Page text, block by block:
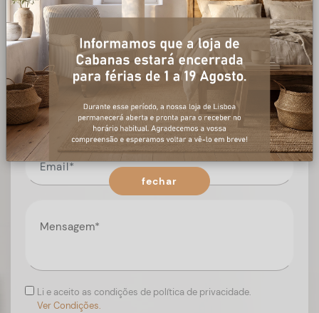
+ informações
Preencha o formulário, e num curto espaço de tempo,
temos respostas para todas as suas questões.
Li e aceito as condições de política de privacidade.
Ver Condições.
fechar